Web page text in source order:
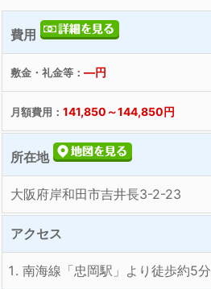
費用
敷金・礼金等： ―円
月額費用： 141,850～144,850円
所在地
大阪府岸和田市吉井長3-2-23
アクセス
南海線「忠岡駅」より徒歩約5分